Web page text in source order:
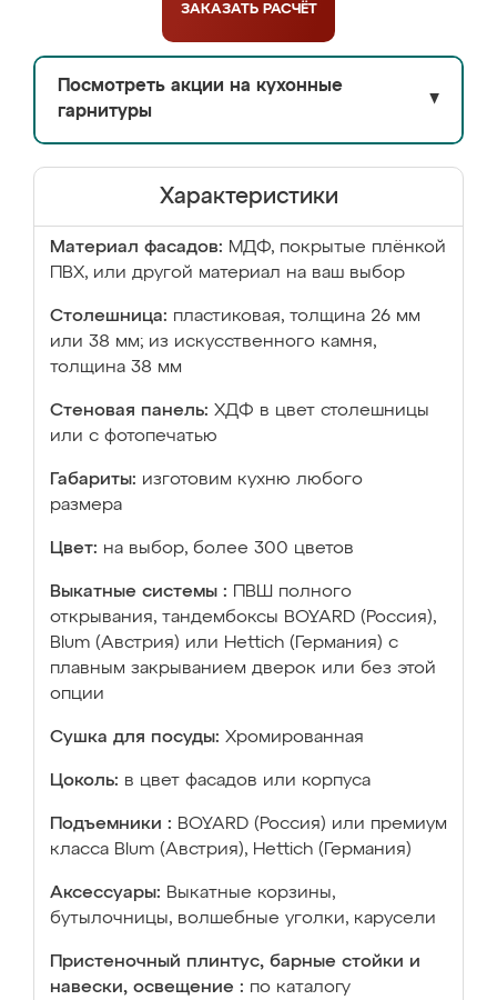
ЗАКАЗАТЬ РАСЧЁТ
Посмотреть акции на кухонные
гарнитуры
▼
Характеристики
Материал фасадов: МДФ, покрытые плёнкой
ПВХ, или другой материал на ваш выбор
Столешница: пластиковая, толщина 26 мм
или 38 мм; из искусственного камня,
толщина 38 мм
Стеновая панель: ХДФ в цвет столешницы
или с фотопечатью
Габариты: изготовим кухню любого
размера
Цвет: на выбор, более 300 цветов
Выкатные системы :
ПВШ полного
открывания, тандембоксы BOYARD (Россия),
Blum (Австрия) или Hettich (Германия) с
плавным закрыванием дверок или без этой
опции
Сушка для посуды: Хромированная
Цоколь: в цвет фасадов или корпуса
Подъемники : BOYARD (Россия) или премиум
класса Blum (Австрия), Hettich (Германия)
Аксессуары: Выкатные корзины,
бутылочницы, волшебные уголки, карусели
Пристеночный плинтус, барные стойки и
навески, освещение : по каталогу